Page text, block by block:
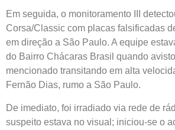
Em seguida, o monitoramento III
Corsa/Classic com placas falsificadas
em direção a São Paulo. A equipe
do Bairro Chácaras Brasil quando
mencionado transitando em alta
Fernão Dias, rumo a São Paulo.
De imediato, foi irradiado via rede de
suspeito estava no visual; iniciou-se o